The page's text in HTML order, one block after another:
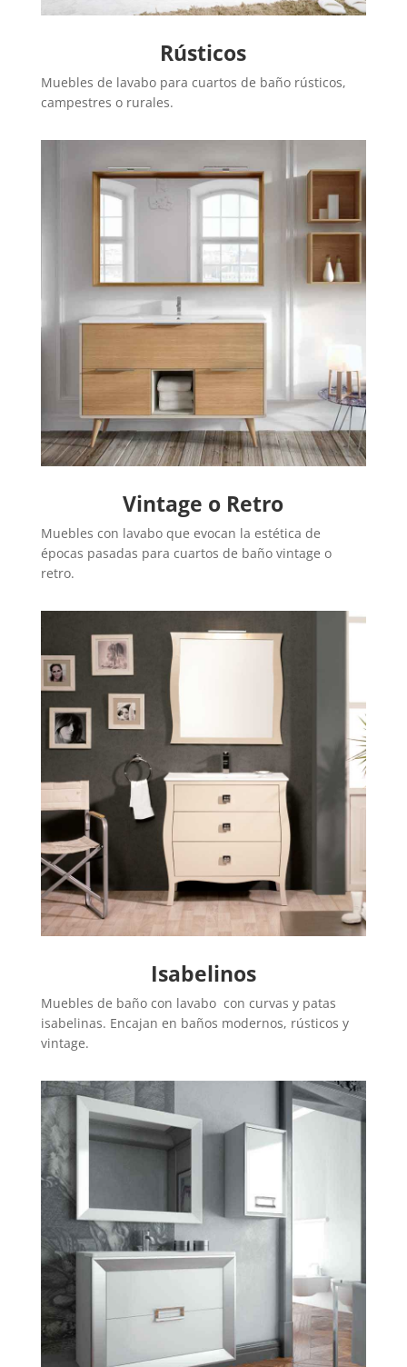
Rústicos
Muebles de lavabo para cuartos de baño rústicos,
campestres o rurales.
Vintage o Retro
Muebles con lavabo que evocan la estética de
épocas pasadas para cuartos de baño vintage o
retro.
Isabelinos
Muebles de baño con lavabo con curvas y patas
isabelinas. Encajan en baños modernos, rústicos y
vintage.